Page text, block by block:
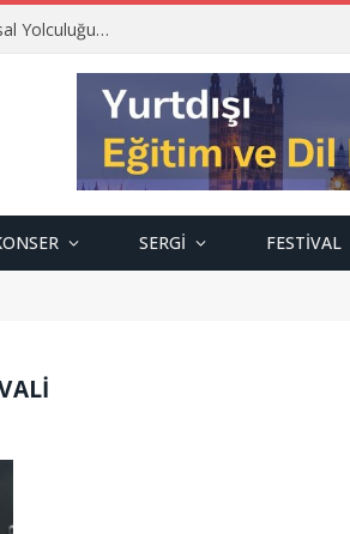
Yolculuğu…
SERGI FESTIVAL